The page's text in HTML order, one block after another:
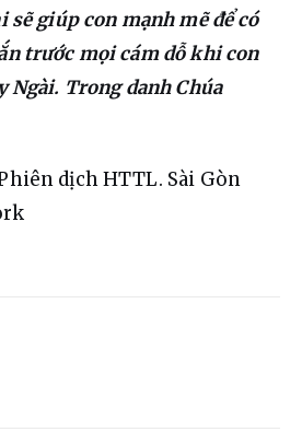
sẽ giúp con mạnh mẽ để có
trước mọi cám dỗ khi con
Ngài. Trong danh Chúa
dịch HTTL. Sài Gòn